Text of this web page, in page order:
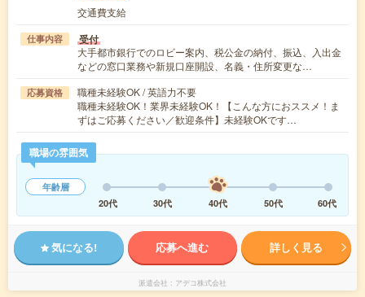
交通費支給
仕事内容 受付
大手都市銀行でのロビー案内、税公金の納付、振込、入出金
などの窓口業務や新規口座開設、名義・住所変更な…
応募資格
職種未経験OK / 英語力不要
職種未経験OK！業界未経験OK！【こんな方におススメ！ま
ずはご応募ください／歓迎条件】未経験OKです…
職場の雰囲気
年齢層
20代
30代 40代 50代 60代
気になる! 応募へ進む 詳しく見る
派遣会社 アデコ株式会社